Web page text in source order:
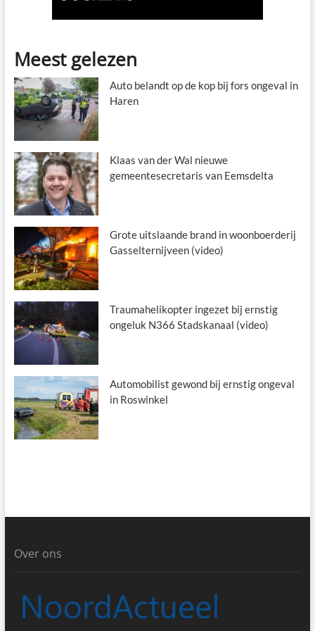
Meest gelezen
Auto belandt op de kop bij fors ongeval in
Haren
Klaas van der Wal nieuwe
gemeentesecretaris van Eemsdelta
Grote uitslaande brand in woonboerderij
Gasselternijveen (video)
Traumahelikopter ingezet bij ernstig
ongeluk N366 Stadskanaal (video)
Automobilist gewond bij ernstig ongeval
in Roswinkel
Over ons